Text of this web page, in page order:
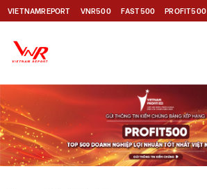
VIETNAMREPORT VNR500 FAST500 PROFIT500